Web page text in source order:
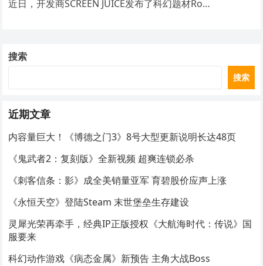
近日，开发商SCREEN JUICE发布了科幻题材Ro…
搜索
搜索
近期文章
内容量巨大！《博德之门3》8号大型更新说明长达48页
《鬼武者2：复刻版》全新视频 超爽连锁必杀
《刺客信条：影》成全美销量亚军 育碧股价应声上涨
《永恒天空》登陆Steam 末世堡垒生存建设
灵犀光荣再牵手，经典IP正版授权《大航海时代：传说》国
服要来
科幻动作游戏《病态金属》新预告 主角大战Boss